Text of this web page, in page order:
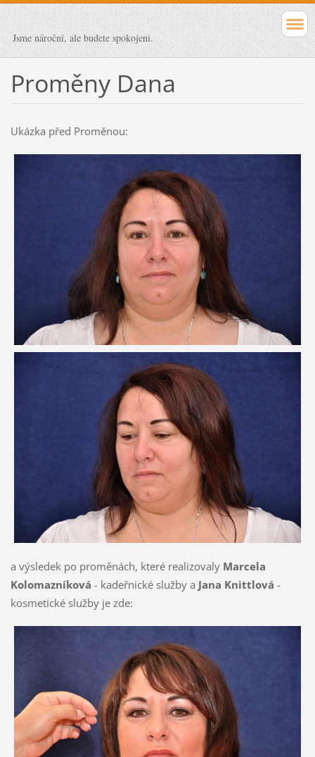
Jsme nároční, ale budete spokojeni.
Proměny Dana
Ukázka před Proměnou:
a výsledek po proměnách, které realizovaly Marcela
Kolomazníková - kadeřnické služby a Jana Knittlová -
kosmetické služby je zde: